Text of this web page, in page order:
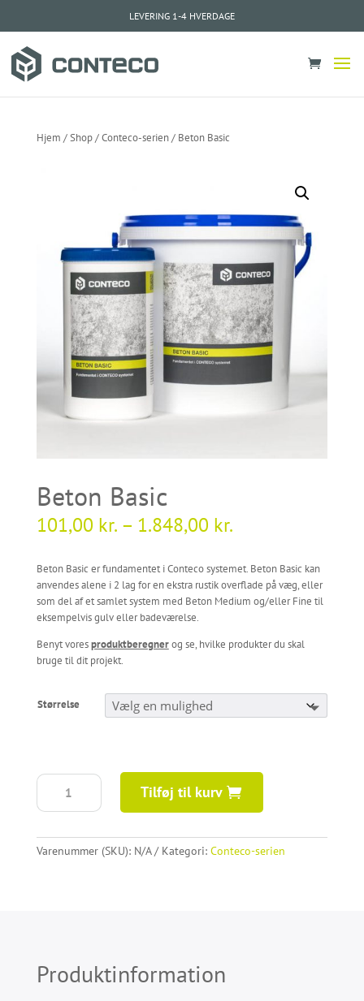
LEVERING 1-4 HVERDAGE
Hjem /Shop/Conteco-serien/ Beton Basic
Beton Basic
101,00 kr. – 1.848,00 kr.
Beton Basic er fundamentet i Conteco systemet. Beton Basic kan
anvendes alene i 2 lag for en ekstra rustik overflade på væg, eller
som del af et samlet system med Beton Medium og/eller Fine til
eksempelvis gulv eller badeværelse.
Benyt voresproduktberegnerog se, hvilke produkter du skal
bruge til dit projekt.
Størrelse
Beton
antal
Tilføj til kurv
Varenummer (SKU): N/A Kategori: Conteco-serien
Produktinformation